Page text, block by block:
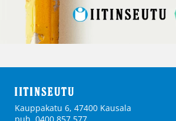
Kauppakatu 6, 47400 Kausala